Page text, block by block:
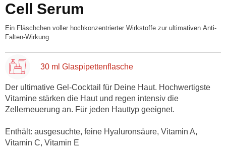
Cell Serum
Ein Fläschchen voller hochkonzentrierter Wirkstoffe zur ultimativen Anti-
Falten-Wirkung.
30 ml Glaspipettenflasche
Der ultimative Gel-Cocktail für Deine Haut. Hochwertigste
Vitamine stärken die Haut und regen intensiv die
Zellerneuerung an. Für jeden Hauttyp geeignet.
Enthält: ausgesuchte, feine Hyaluronsäure, Vitamin A,
Vitamin C, Vitamin E